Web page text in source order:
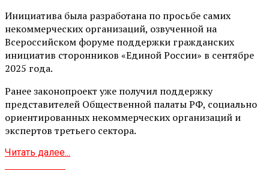
Инициатива была разработана по просьбе самих
некоммерческих организаций, озвученной на
Всероссийском форуме поддержки гражданских
инициатив сторонников «Единой России» в сентябре
2025 года.
Ранее законопроект уже получил поддержку
представителей Общественной палаты РФ, социально
ориентированных некоммерческих организаций и
экспертов третьего сектора.
Читать далее...